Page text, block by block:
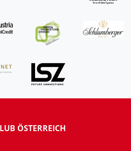
ÖSTERREICH